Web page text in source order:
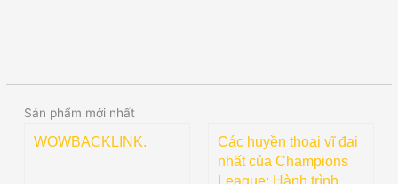
Sản phẩm mới nhất
WOWBACKLINK.
Các huyền thoại vĩ đại
nhất của Champions